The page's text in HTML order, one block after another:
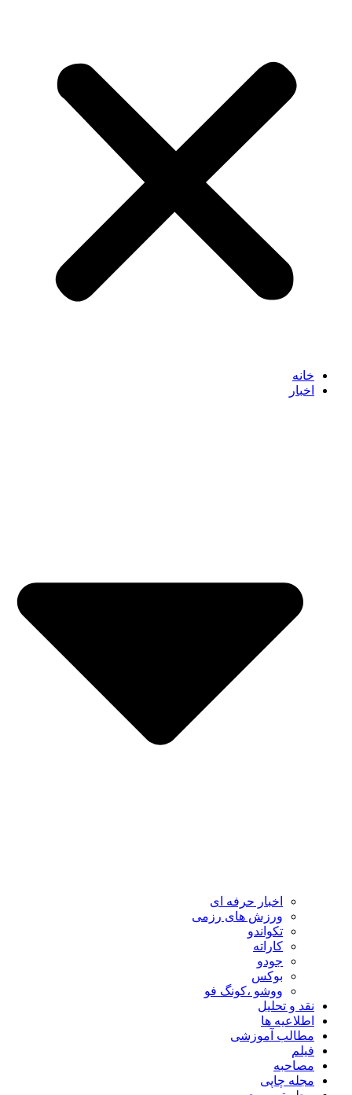
خانه
اخبار
اخبار حرفه ای
ورزش های رزمی
تکواندو
کاراته
جودو
بوکس
ووشو ،کونگ فو
نقد و تحلیل
اطلاعیه ها
مطالب آموزشی
فیلم
مصاحبه
مجله چاپی